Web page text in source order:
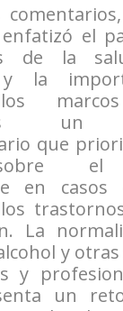
el
de la
y la
un
que
el
en casos
La
y
y
un